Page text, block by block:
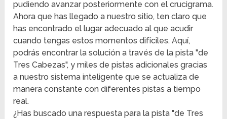
pudiendo avanzar posteriormente con el crucigrama.
Ahora que has llegado a nuestro sitio, ten claro que
has encontrado el lugar adecuado al que acudir
cuando tengas estos momentos difíciles. Aquí,
podrás encontrar la solución a través de la pista "de
Tres Cabezas", y miles de pistas adicionales gracias
a nuestro sistema inteligente que se actualiza de
manera constante con diferentes pistas a tiempo
real.
¿Has buscado una respuesta para la pista "de Tres